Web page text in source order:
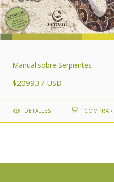
Manual sobre Serpientes
$2099.37 USD
DETALLES